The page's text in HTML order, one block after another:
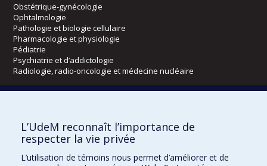
Obstétrique-gynécologie
Ophtalmologie
Pathologie et biologie cellulaire
Pharmacologie et physiologie
Pédiatrie
Psychiatrie et d’addictologie
Radiologie, radio-oncologie et médecine nucléaire
Kinésiologie et des sciences de l’activité physique
Orthophonie et audiologie
L’UdeM reconnaît l’importance de
respecter la vie privée
L’utilisation de témoins nous permet d’améliorer et de